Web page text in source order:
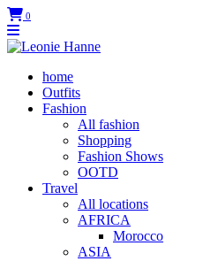
0
home
Outfits
Fashion
All fashion
Shopping
Fashion Shows
OOTD
Travel
All locations
AFRICA
Morocco
ASIA